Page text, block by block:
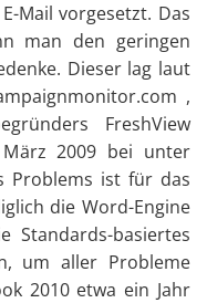
Mail vorgesetzt. Das
man den geringen
Dieser lag laut
,
FreshView
2009 bei unter
Problems ist für das
die Word-Engine
Standards-basiertes
um aller Probleme
2010 etwa ein Jahr